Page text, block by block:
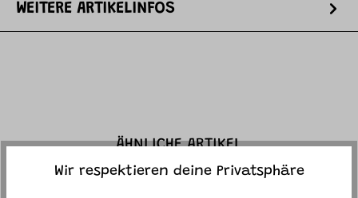
WEITERE ARTIKELINFOS
ÄHNLICHE ARTIKEL
Wir respektieren deine Privatsphäre